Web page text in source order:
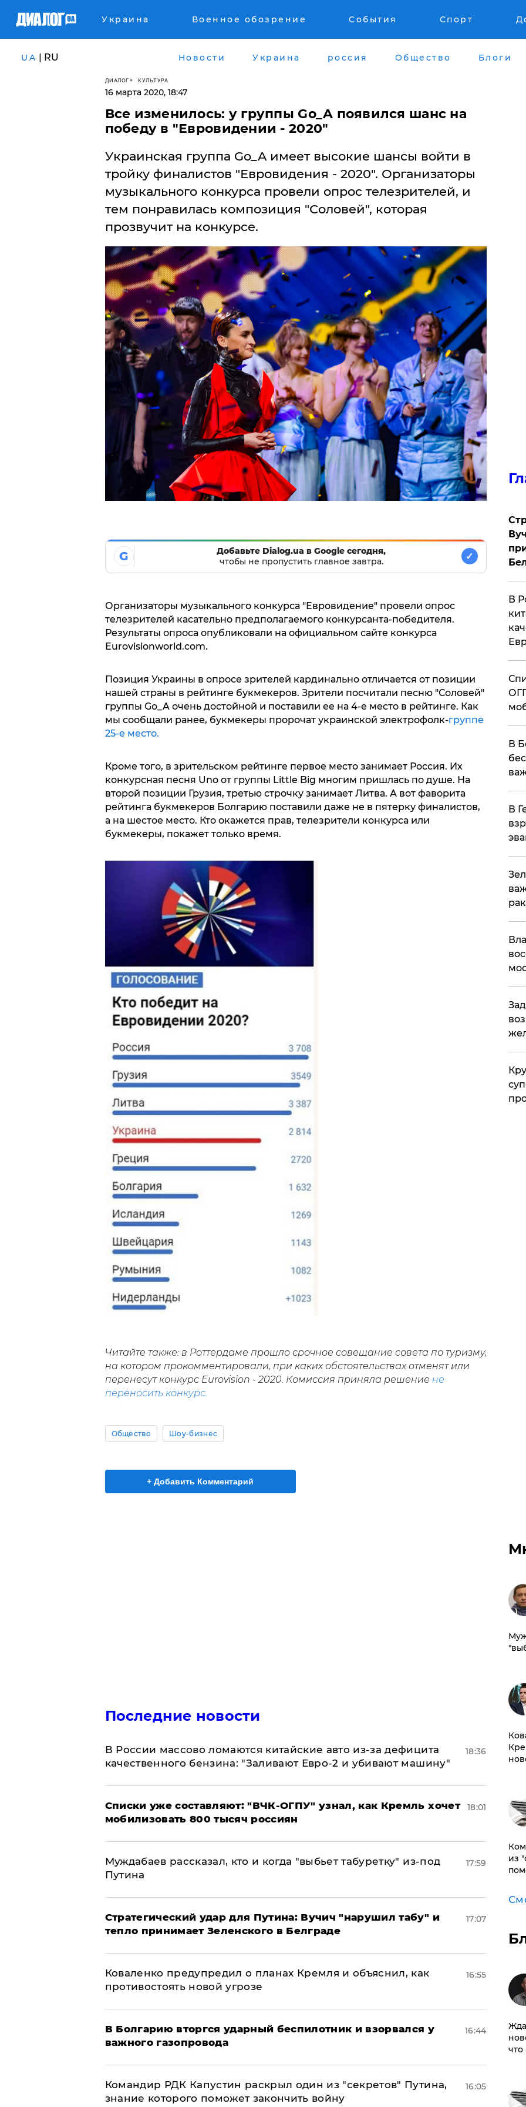
Украина Военное обозрение События Спорт
UA | RU Новости Украина россия Общество Блоги
ДИАЛОГ КУЛЬТУРА
16 марта 2020, 18:47
Все изменилось: у группы Go_A появился шанс на
победу в "Евровидении - 2020"
Украинская группа Go_A имеет высокие шансы войти в
тройку финалистов "Евровидения - 2020". Организаторы
музыкального конкурса провели опрос телезрителей, и
тем понравилась композиция "Соловей", которая
прозвучит на конкурсе.
G
Добавьте Dialog.ua в Google сегодня,
чтобы не пропустить главное завтра.
✓
Организаторы музыкального конкурса "Евровидение" провели опрос
телезрителей касательно предполагаемого конкурсанта-победителя.
Результаты опроса опубликовали на официальном сайте конкурса
Eurovisionworld.com.
Позиция Украины в опросе зрителей кардинально отличается от позиции
нашей страны в рейтинге букмекеров. Зрители посчитали песню "Соловей"
группы Go_A очень достойной и поставили ее на 4-е место в рейтинге. Как
мы сообщали ранее, букмекеры пророчат украинской электрофолк-группе
25-е место.
Кроме того, в зрительском рейтинге первое место занимает Россия. Их
конкурсная песня Uno от группы Little Big многим пришлась по душе. На
второй позиции Грузия, третью строчку занимает Литва. А вот фаворита
рейтинга букмекеров Болгарию поставили даже не в пятерку финалистов,
а на шестое место. Кто окажется прав, телезрители конкурса или
букмекеры, покажет только время.
Читайте также: в Роттердаме прошло срочное совещание совета по туризму,
на котором прокомментировали, при каких обстоятельствах отменят или
перенесут конкурс Eurovision - 2020. Комиссия приняла решение не
переносить конкурс.
Общество Шоу-бизнес
+ Добавить Комментарий
Последние новости
В России массово ломаются китайские авто из-за дефицита
качественного бензина: "Заливают Евро-2 и убивают машину"
18:36
Списки уже составляют: "ВЧК-ОГПУ" узнал, как Кремль хочет
мобилизовать 800 тысяч россиян
18:01
Муждабаев рассказал, кто и когда "выбьет табуретку" из-под
Путина
17:59
Стратегический удар для Путина: Вучич "нарушил табу" и
тепло принимает Зеленского в Белграде
17:07
Коваленко предупредил о планах Кремля и объяснил, как
противостоять новой угрозе
16:55
В Болгарию вторгся ударный беспилотник и взорвался у
важного газопровода
16:44
Командир РДК Капустин раскрыл один из "секретов" Путина,
знание которого поможет закончить войну
16:05
В
В
В
из
что